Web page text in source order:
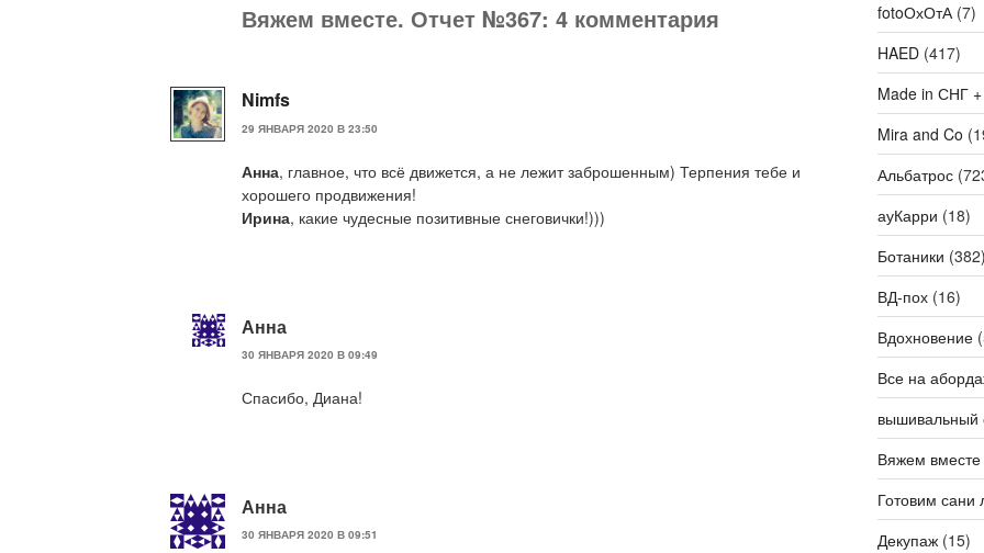
Вяжем вместе. Отчет №367: 4 комментария
Nimfs
29 ЯНВАРЯ 2020 В 23:50
Анна, главное, что всё движется, а не лежит заброшенным) Терпения тебе и
хорошего продвижения!
Ирина, какие чудесные позитивные снеговички!)))
Анна
30 ЯНВАРЯ 2020 В 09:49
Спасибо, Диана!
Анна
30 ЯНВАРЯ 2020 В 09:51
fotoОхОтА(7)
HAED(417)
Made in СНГ
Mira and Co
Альбатрос
ауКарри (18)
Ботаники
ВД-пох(16)
Вдохновение
Все на
вышивальный
Вяжем вместе
Готовим сани
Декупаж(15)